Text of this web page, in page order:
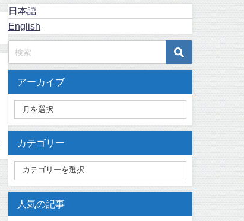
日本語
English
アーカイブ
カテゴリー
人気の記事